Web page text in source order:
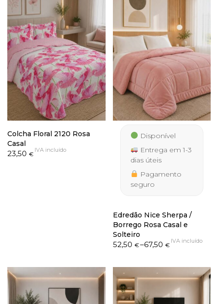
Colcha Floral 2120 Rosa
Casal
23,50 €
IVA incluído
Disponível
Entrega em 1-3
dias úteis
Pagamento
seguro
Edredão Nice Sherpa /
Borrego Rosa Casal e
Solteiro
52,50 €–67,50 €
Price
through
67,50 €
IVA incluído